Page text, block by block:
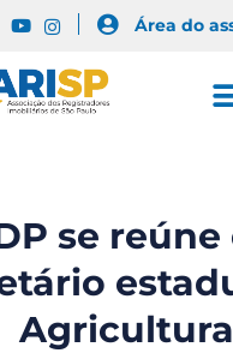
Área do
se
Agricultura